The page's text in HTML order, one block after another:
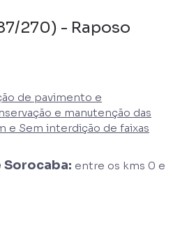
270) - Raposo
de pavimento e
e manutenção das
e Sem interdição de faixas
Sorocaba: entre os kms 0 e